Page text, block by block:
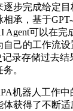
逐步完成给定
承，基于
Agent可以在完
己的工作流
记录存储过去
。
机器人工作
体获得了不断适